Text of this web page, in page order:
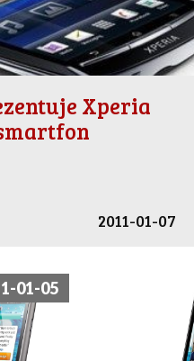
Xperia
2011-01-07
01-05